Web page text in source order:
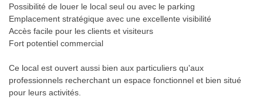
Possibilité de louer le local seul ou avec le parking
Emplacement stratégique avec une excellente visibilité
Accès facile pour les clients et visiteurs
Fort potentiel commercial
Ce local est ouvert aussi bien aux particuliers qu'aux
professionnels recherchant un espace fonctionnel et bien situé
pour leurs activités.